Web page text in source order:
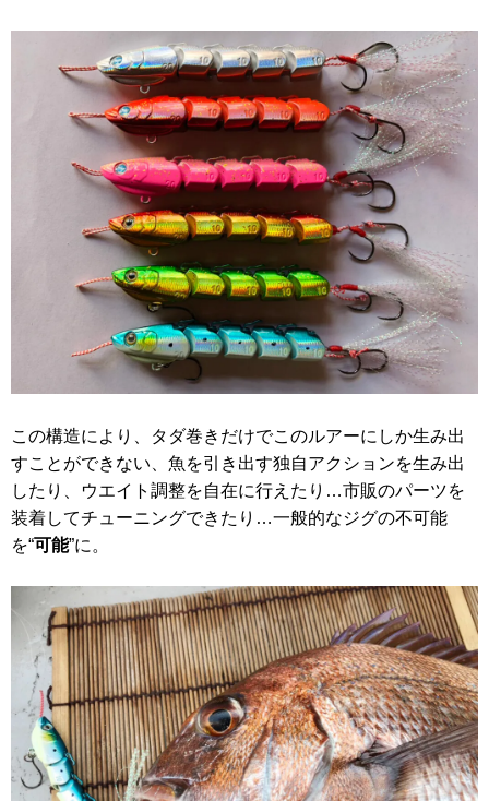
この構造により、タダ巻きだけでこのルアーにしか生み出
すことができない、魚を引き出す独自アクションを生み出
したり、ウエイト調整を自在に行えたり…市販のパーツを
装着してチューニングできたり…一般的なジグの不可能
を“可能”に。